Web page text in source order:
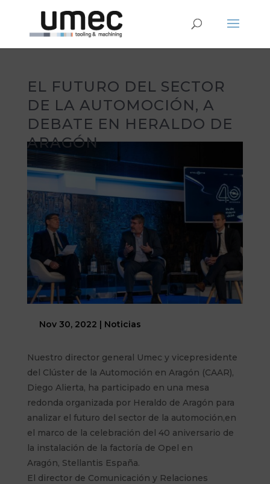
EL FUTURO DEL SECTOR
DE LA AUTOMOCIÓN, A
DEBATE EN HERALDO DE
ARAGÓN
Nov 30, 2022 | Noticias
Nuestro director general Umec y vicepresidente
del Clúster de la Automoción en Aragón (CAAR),
Diego Alierta, ha participado en una mesa
redonda organizada por Heraldo de Aragón para
analizar el futuro del sector de la automoción,en
el marco de la celebración del 40 aniversario de
la instalación de la factoría de Opel en
Aragón, Stellantis España.
El director de Comunicación y Relaciones